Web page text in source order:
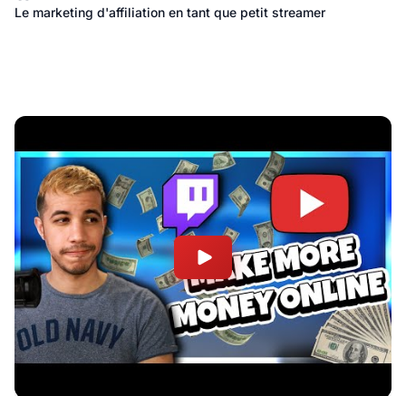
Home
Le marketing d'affiliation en tant que petit streamer